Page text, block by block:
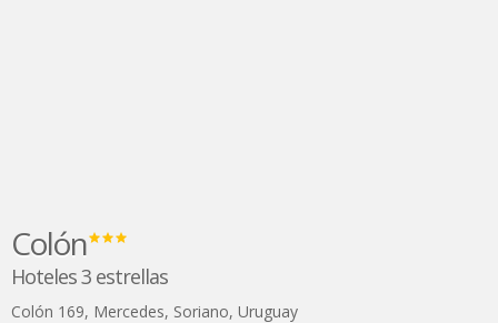
Colón
Hoteles 3 estrellas
Colón 169, Mercedes, Soriano, Uruguay